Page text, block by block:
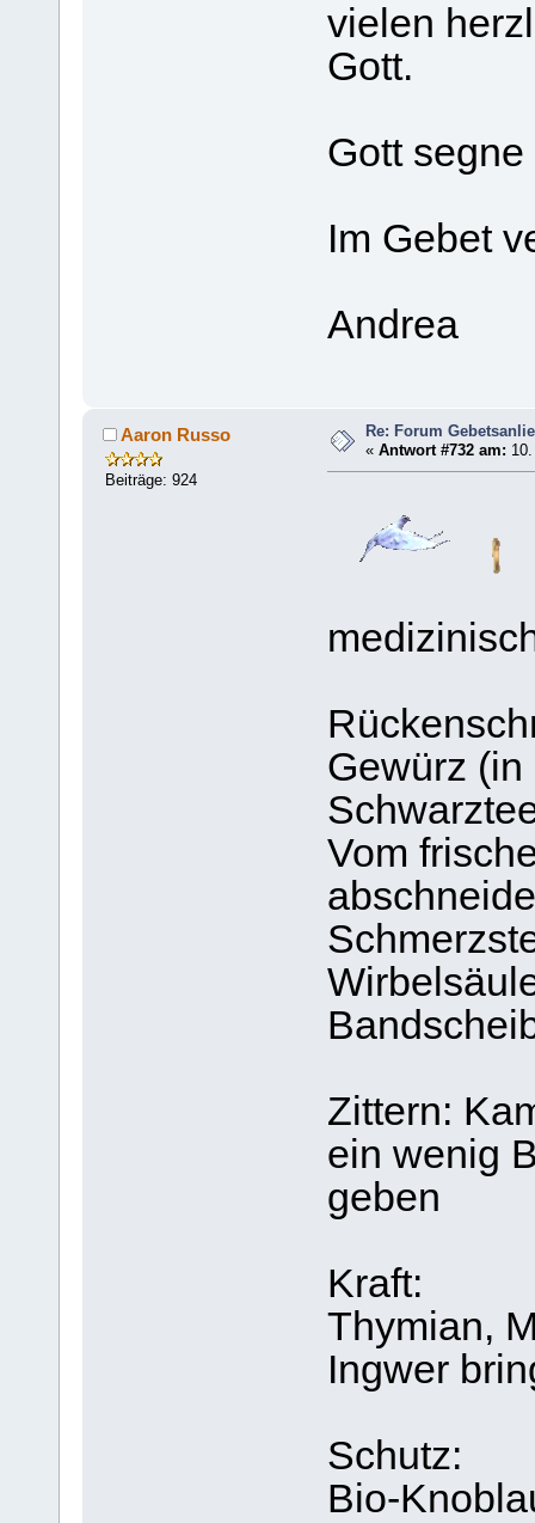
vielen
Gott.
Gott
Im Gebet
Andrea
Aaron Russo
Beiträge: 924
Re: Forum
«Antwort #732 am:
Gewürz
Vom
Zittern:
ein wenig
geben
Kraft:
Thymian,
Ingwer
Schutz:
Bio-